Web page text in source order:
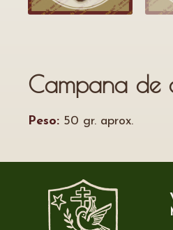
Campana de
Peso: 50 gr. aprox.